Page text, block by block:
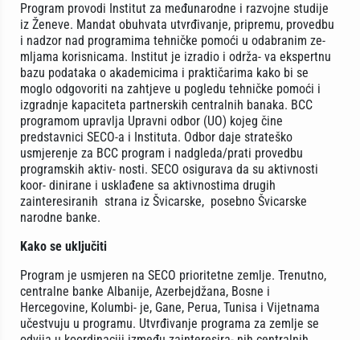
Program provodi Institut za međunarodne i razvojne studije
iz Ženeve. Mandat obuhvata utvrđivanje, pripremu, provedbu
i nadzor nad programima tehničke pomoći u odabranim ze-
mljama korisnicama. Institut je izradio i održa- va ekspertnu
bazu podataka o akademicima i praktičarima kako bi se
moglo odgovoriti na zahtjeve u pogledu tehničke pomoći i
izgradnje kapaciteta partnerskih centralnih banaka. BCC
programom upravlja Upravni odbor (UO) kojeg čine
predstavnici SECO-a i Instituta. Odbor daje strateško
usmjerenje za BCC program i nadgleda/prati provedbu
programskih aktiv- nosti. SECO osigurava da su aktivnosti
koor- dinirane i usklađene sa aktivnostima drugih
zainteresiranih strana iz Švicarske, posebno Švicarske
narodne banke.
Kako se uključiti
Program je usmjeren na SECO prioritetne zemlje. Trenutno,
centralne banke Albanije, Azerbejdžana, Bosne i
Hercegovine, Kolumbi- je, Gane, Perua, Tunisa i Vijetnama
učestvuju u programu. Utvrđivanje programa za zemlje se